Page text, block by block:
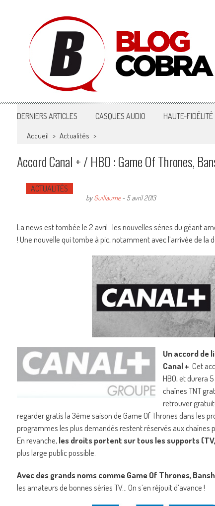
Blog Cobra
Toute l'actu Image & Son !
DERNIERS ARTICLES CASQUES AUDIO HAUTE-FIDÉLITÉ
Accueil > Actualités >
Accord Canal + / HBO : Game Of Thrones,
ACTUALITÉS
byGuillaume- 5 avril 2013
La news est tombée le 2 avril : les nouvelles séries du géant
! Une nouvelle qui tombe à pic, notamment avec l’arrivée de la
Un accord de
Canal + . Cet
HBO, et durera
chaînes TNT
retrouver
regarder gratis la 3ème saison de Game Of Thrones dans les
programmes les plus demandés restent réservés aux chaînes
En revanche, les droits portent sur tous les supports
plus large public possible.
Avec des grands noms comme Game Of Thrones,
les amateurs de bonnes séries TV… On s’en réjouit d’avance !